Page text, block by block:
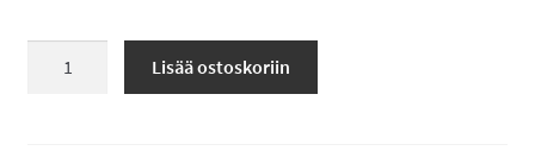
Lisää ostoskoriin